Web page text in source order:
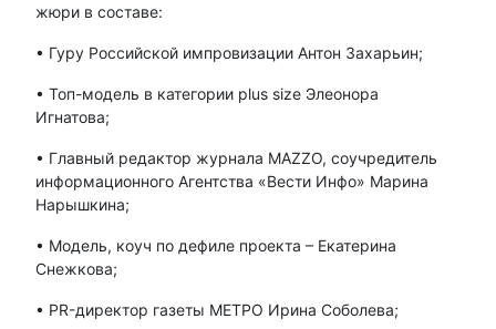
жюри в составе:
• Гуру Российской импровизации Антон Захарьин;
• Топ-модель в категории plus size Элеонора
Игнатова;
• Главный редактор журнала MAZZO, соучредитель
информационного Агентства «Вести Инфо» Марина
Нарышкина;
• Модель, коуч по дефиле проекта – Екатерина
Снежкова;
• PR-директор газеты МЕТРО Ирина Соболева;